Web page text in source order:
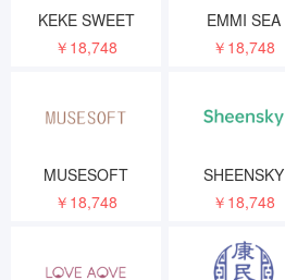
KEKE SWEET
￥18,748
EMMI SEA
￥18,748
MUSESOFT
￥18,748
SHEENSKY
￥18,748